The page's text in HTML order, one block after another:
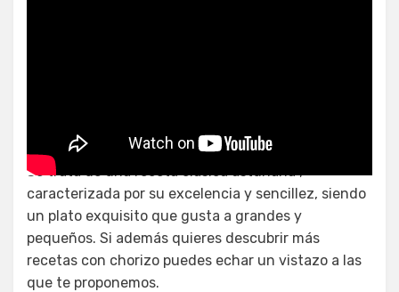
Se trata de una receta clásica asturiana ,
caracterizada por su excelencia y sencillez, siendo
un plato exquisito que gusta a grandes y
pequeños. Si además quieres descubrir más
recetas con chorizo puedes echar un vistazo a las
que te proponemos.